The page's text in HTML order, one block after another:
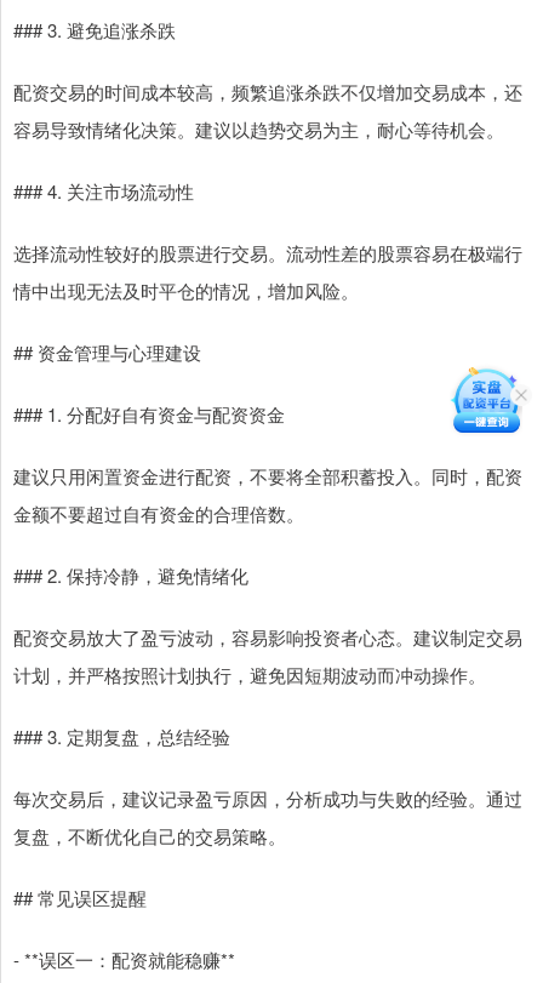
### 3. 避免追涨杀跌
配资交易的时间成本较高，频繁追涨杀跌不仅增加交易成本，还
容易导致情绪化决策。建议以趋势交易为主，耐心等待机会。
### 4. 关注市场流动性
选择流动性较好的股票进行交易。流动性差的股票容易在极端行
情中出现无法及时平仓的情况，增加风险。
## 资金管理与心理建设
### 1. 分配好自有资金与配资资金
建议只用闲置资金进行配资，不要将全部积蓄投入。同时，配资
金额不要超过自有资金的合理倍数。
### 2. 保持冷静，避免情绪化
配资交易放大了盈亏波动，容易影响投资者心态。建议制定交易
计划，并严格按照计划执行，避免因短期波动而冲动操作。
### 3. 定期复盘，总结经验
每次交易后，建议记录盈亏原因，分析成功与失败的经验。通过
复盘，不断优化自己的交易策略。
## 常见误区提醒
- **误区一：配资就能稳赚**